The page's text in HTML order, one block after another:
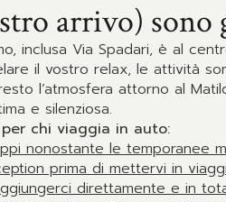
arrivo) sono
inclusa Via Spadari, è al
il vostro relax, le attività
l’atmosfera attorno al
e silenziosa.
chi viaggia in auto:
nonostante le temporanee
prima di mettervi in
direttamente e in